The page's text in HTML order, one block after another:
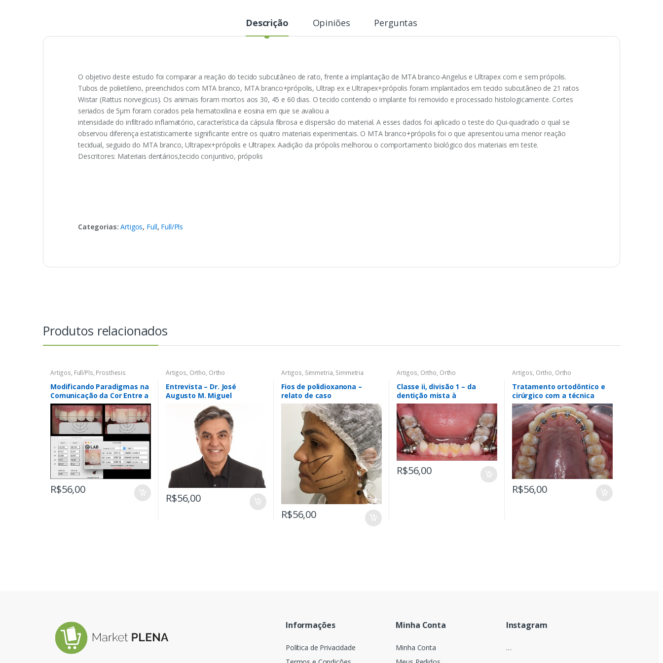
Descrição Opiniões Perguntas
O objetivo deste estudo foi comparar a reação do tecido subcutâneo de rato, frente a implantação de MTA branco-Angelus e Ultrapex com e sem própolis.
Tubos de polietileno, preenchidos com MTA branco, MTA branco+própolis, Ultrap ex e Ultrapex+própolis foram implantados em tecido subcutâneo de 21 ratos
Wistar (Rattus norvegicus). Os animais foram mortos aos 30, 45 e 60 dias. O tecido contendo o implante foi removido e processado histologicamente. Cortes
seriados de 5µm foram corados pela hematoxilina e eosina em que se avaliou a
intensidade do infiltrado inflamatório, característica da cápsula fibrosa e dispersão do material. A esses dados foi aplicado o teste do Qui-quadrado o qual se
observou diferença estatisticamente significante entre os quatro materiais experimentais. O MTA branco+própolis foi o que apresentou uma menor reação
tecidual, seguido do MTA branco, Ultrapex+própolis e Ultrapex. Aadição da própolis melhorou o comportamento biológico dos materiais em teste.
Descritores: Materiais dentários,tecido conjuntivo, própolis
Categorias:Artigos, Full, Full/Pls
Produtos relacionados
Artigos, Full/Pls, Prosthesis
Modificando Paradigmas na
Comunicação da Cor Entre a
Clínica e o Laboratório: o
Sistema Elab
R$56,00
Artigos, Ortho, Ortho
Entrevista – Dr. José
Augusto M. Miguel
R$56,00
Artigos, Simmetria, Simmetria
Fios de polidioxanona –
relato de caso
R$56,00
Artigos, Ortho, Ortho
Classe ii, divisão 1 – da
dentição mista à
permanente com aparelho
ortopédico funcional e fixo
R$56,00
Artigos, Ortho, Ortho
Tratamento ortodôntico e
cirúrgico com a técnica
lingual
R$56,00
Informações
Política de Privacidade
Minha Conta
Minha Conta
Instagram
…